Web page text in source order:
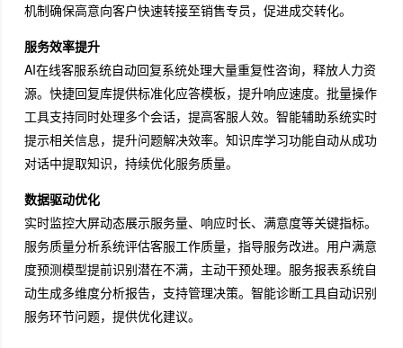
机制确保高意向客户快速转接至销售专员，促进成交转化。
服务效率提升
AI在线客服系统自动回复系统处理大量重复性咨询，释放人力资
源。快捷回复库提供标准化应答模板，提升响应速度。批量操作
工具支持同时处理多个会话，提高客服人效。智能辅助系统实时
提示相关信息，提升问题解决效率。知识库学习功能自动从成功
对话中提取知识，持续优化服务质量。
数据驱动优化
实时监控大屏动态展示服务量、响应时长、满意度等关键指标。
服务质量分析系统评估客服工作质量，指导服务改进。用户满意
度预测模型提前识别潜在不满，主动干预处理。服务报表系统自
动生成多维度分析报告，支持管理决策。智能诊断工具自动识别
服务环节问题，提供优化建议。